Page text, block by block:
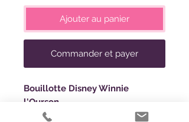
Ajouter au panier
Commander et payer
Bouillotte Disney Winnie
l'Ourson
Restez au chaud avec la bouillotte